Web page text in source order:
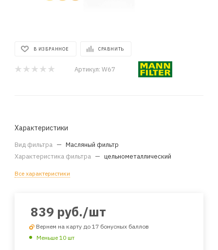
В ИЗБРАННОЕ СРАВНИТЬ
Артикул: W67
Характеристики
Вид фильтра — Масляный фильтр
Характеристика фильтра — цельнометаллический
Все характеристики
839 руб./шт
Вернем на карту до 17 бонусных баллов
Меньше 10 шт